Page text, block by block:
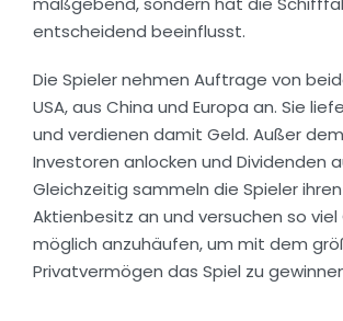
entscheidend beeinflusst.
Die Spieler nehmen Auftrage von
USA, aus China und Europa an. Sie
und verdienen damit Geld. Außer
Investoren anlocken und Dividenden
Gleichzeitig sammeln die Spieler
Aktienbesitz an und versuchen so viel
möglich anzuhäufen, um mit dem
Privatvermögen das Spiel zu